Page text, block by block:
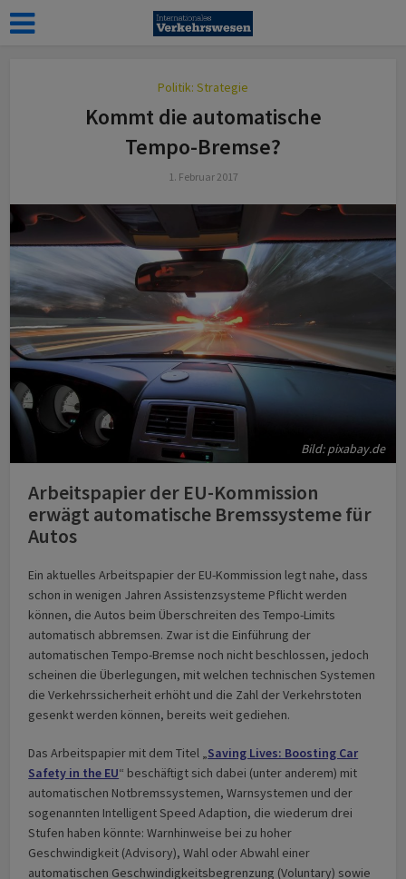
Politik: Strategie
Kommt die automatische
Tempo-Bremse?
1. Februar 2017
Bild: pixabay.de
Arbeitspapier der EU-Kommission
erwägt automatische Bremssysteme für
Autos
Ein aktuelles Arbeitspapier der EU-Kommission legt nahe, dass
schon in wenigen Jahren Assistenzsysteme Pflicht werden
können, die Autos beim Überschreiten des Tempo-Limits
automatisch abbremsen. Zwar ist die Einführung der
automatischen Tempo-Bremse noch nicht beschlossen, jedoch
scheinen die Überlegungen, mit welchen technischen Systemen
die Verkehrssicherheit erhöht und die Zahl der Verkehrstoten
gesenkt werden können, bereits weit gediehen.
Das Arbeitspapier mit dem Titel „Saving Lives: Boosting Car
Safety in the EU“ beschäftigt sich dabei (unter anderem) mit
automatischen Notbremssystemen, Warnsystemen und der
sogenannten Intelligent Speed Adaption, die wiederum drei
Stufen haben könnte: Warnhinweise bei zu hoher
Geschwindigkeit (Advisory), Wahl oder Abwahl einer
automatischen Geschwindigkeitsbegrenzung (Voluntary) sowie